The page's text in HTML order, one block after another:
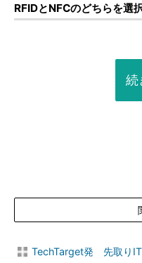
RFIDとNFCのどちらを選
続
TechTarget発 先取りIT